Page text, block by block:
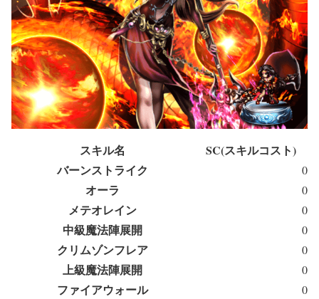
スキル名
SC(スキルコスト)
バーンストライク
0
オーラ 0
メテオレイン 0
中級魔法陣展開 0
クリムゾンフレア 0
上級魔法陣展開 0
ファイアウォール 0